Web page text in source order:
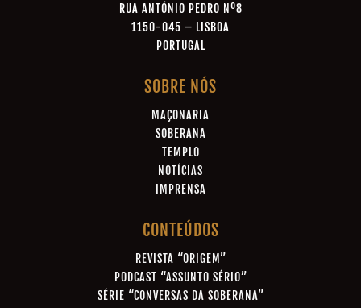
RUA ANTÓNIO PEDRO Nº8
1150-045 – LISBOA
PORTUGAL
SOBRE NÓS
MAÇONARIA
SOBERANA
TEMPLO
NOTÍCIAS
IMPRENSA
CONTEÚDOS
REVISTA “ORIGEM”
PODCAST “ASSUNTO SÉRIO”
SÉRIE “CONVERSAS DA SOBERANA”